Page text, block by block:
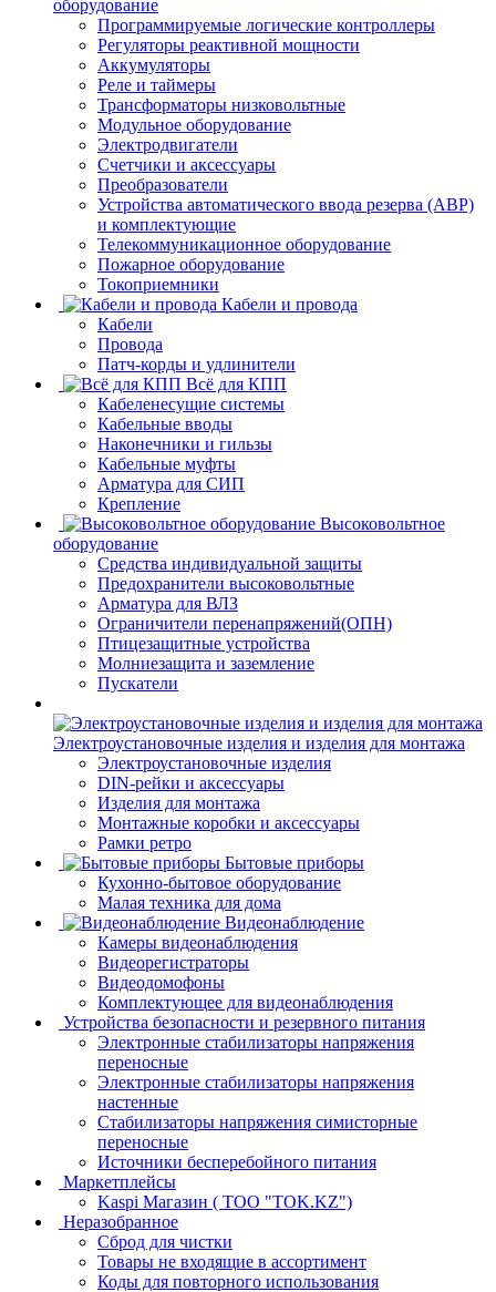
оборудование
Программируемые логические контроллеры
Регуляторы реактивной мощности
Аккумуляторы
Реле и таймеры
Трансформаторы низковольтные
Модульное оборудование
Электродвигатели
Счетчики и аксессуары
Преобразователи
Устройства автоматического ввода резерва (АВР)
и комплектующие
Телекоммуникационное оборудование
Пожарное оборудование
Токоприемники
Кабели и провода
Кабели
Провода
Патч-корды и удлинители
Всё для КПП
Кабеленесущие системы
Кабельные вводы
Наконечники и гильзы
Кабельные муфты
Арматура для СИП
Крепление
Высоковольтное
оборудование
Средства индивидуальной защиты
Предохранители высоковольтные
Арматура для ВЛЗ
Ограничители перенапряжений(ОПН)
Птицезащитные устройства
Молниезащита и заземление
Пускатели
Электроустановочные изделия и изделия для монтажа
Электроустановочные изделия
DIN-рейки и аксессуары
Изделия для монтажа
Монтажные коробки и аксессуары
Рамки ретро
Бытовые приборы
Кухонно-бытовое оборудование
Малая техника для дома
Видеонаблюдение
Камеры видеонаблюдения
Видеорегистраторы
Видеодомофоны
Комплектующее для видеонаблюдения
Устройства безопасности и резервного питания
Электронные стабилизаторы напряжения
переносные
Электронные стабилизаторы напряжения
настенные
Стабилизаторы напряжения симисторные
переносные
Источники бесперебойного питания
Маркетплейсы
Kaspi Магазин ( ТОО "TOK.KZ")
Неразобранное
Сброд для чистки
Товары не входящие в ассортимент
Коды для повторного использования